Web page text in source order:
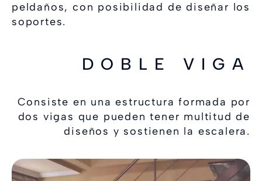
peldaños, con posibilidad de diseñar los
soportes.
DOBLE VIGA
Consiste en una estructura formada por
dos vigas que pueden tener multitud de
diseños y sostienen la escalera.